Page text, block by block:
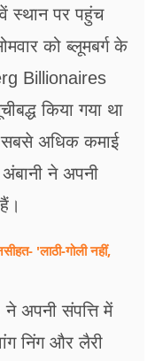
स्थान पर पहुंच
को ब्लूमबर्ग के
Billionaires
किया गया था
अधिक कमाई
ने अपनी
'लाठी-गोली नहीं,
ने अपनी संपत्ति में
निंग और लैरी